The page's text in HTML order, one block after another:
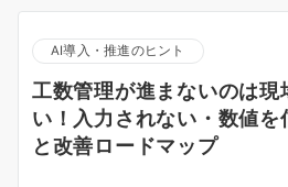
AI導入・推進のヒント
工数管理が進まないのは現
い！入力されない・数値を
と改善ロードマップ